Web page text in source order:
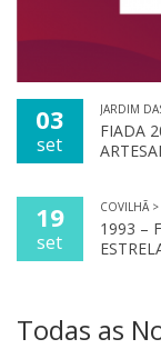
03
set
JARDIM
FIADA
19
set
COVILHÃ >
1993 –
Todas as